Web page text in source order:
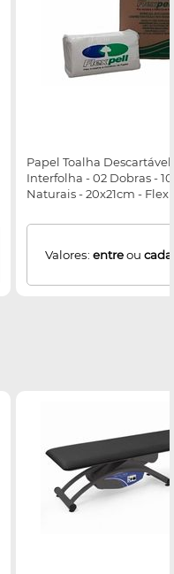
Papel Toalha Descartável
Interfolha - 02 Dobras -
Naturais - 20x21cm -
Valores: entreou